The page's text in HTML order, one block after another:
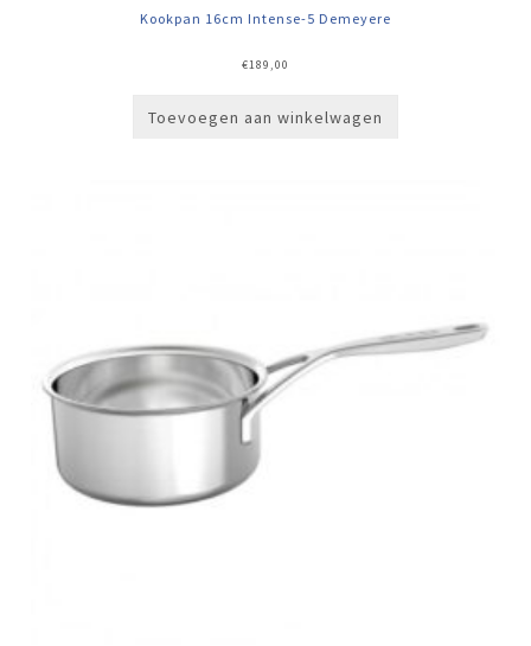
Kookpan 16cm Intense-5 Demeyere
€189,00
Toevoegen aan winkelwagen